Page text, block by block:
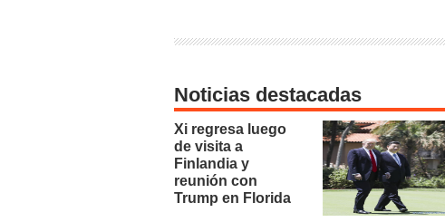
Noticias destacadas
Xi regresa luego
de visita a
Finlandia y
reunión con
Trump en Florida